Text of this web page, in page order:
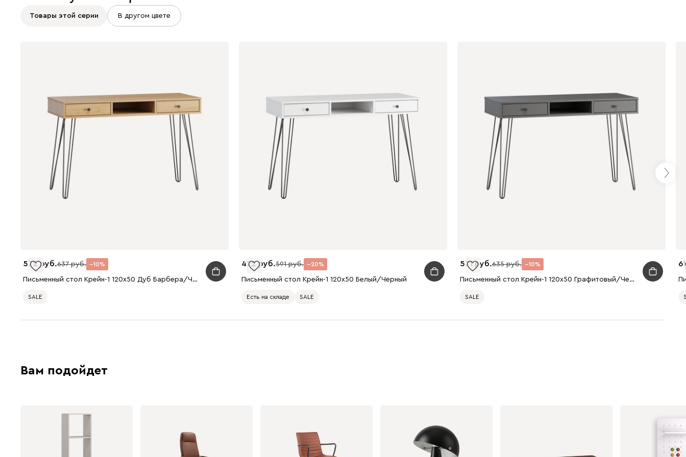
Товары этой серии В другом цвете
572 637 10
Письменный стол Крейн-1 120x50 Дуб Барбера/Черный
SALE
472 591 20
Письменный стол Крейн-1 120x50 Белый/Черный
Есть на складе SALE
571 635 10
Письменный стол Крейн-1 120x50 Графитовый/Черный
SALE
Вам подойдет